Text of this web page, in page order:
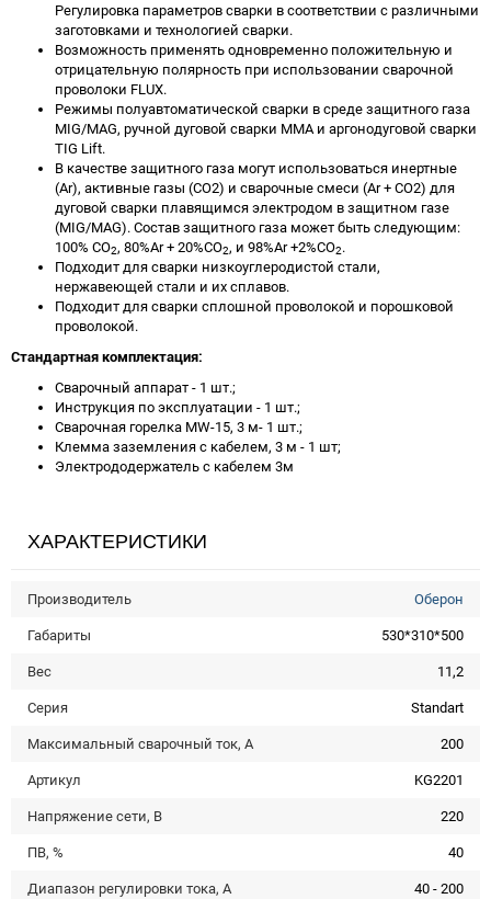
Регулировка параметров сварки в соответствии с различными
заготовками и технологией сварки.
Возможность применять одновременно положительную и
отрицательную полярность при использовании сварочной
проволоки FLUX.
Режимы полуавтоматической сварки в среде защитного газа
MIG/MAG, ручной дуговой сварки MMA и аргонодуговой сварки
TIG Lift.
В качестве защитного газа могут использоваться инертные
(Ar), активные газы (CO2) и сварочные смеси (Ar + CO2) для
дуговой сварки плавящимся электродом в защитном газе
(MIG/MAG). Состав защитного газа может быть следующим:
100% CO2, 80%Ar + 20%CO2, и 98%Ar +2%CO2.
Подходит для сварки низкоуглеродистой стали,
нержавеющей стали и их сплавов.
Подходит для сварки сплошной проволокой и порошковой
проволокой.
Стандартная комплектация:
Сварочный аппарат - 1 шт.;
Инструкция по эксплуатации - 1 шт.;
Сварочная горелка MW-15, 3 м- 1 шт.;
Клемма заземления с кабелем, 3 м - 1 шт;
Электрододержатель с кабелем 3м
ХАРАКТЕРИСТИКИ
Производитель Оберон
Габариты 530*310*500
Вес 11,2
Серия Standart
Максимальный сварочный ток, А 200
Артикул KG2201
Напряжение сети, В 220
ПВ, % 40
Диапазон регулировки тока, А 40 - 200